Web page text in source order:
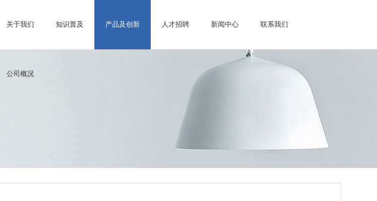
关于我们 知识普及 产品及创新 人才招聘 新闻中心 联系我们
公司概况